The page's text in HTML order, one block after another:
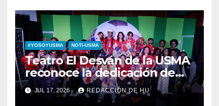
#YOSOYUSMA NOTI-USMA
Teatro El Desván de la USMA
reconoce la dedicación de
sus estudiantes en su 43
aniversario
JUL 17, 2026 REDACCIÓN DE HU